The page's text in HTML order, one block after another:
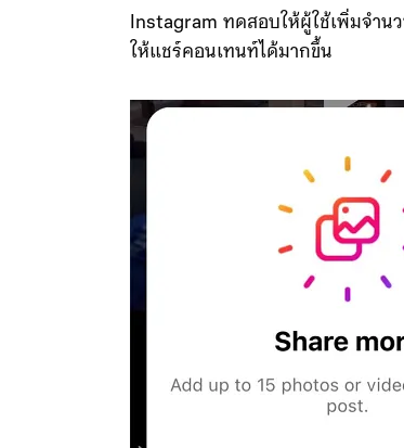
Instagram ทดสอบให้ผู้ใช้เพิ่มจำน
ให้แชร์คอนเทนท์ได้มากขึ้น